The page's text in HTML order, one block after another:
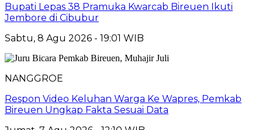
Bupati Lepas 38 Pramuka Kwarcab Bireuen Ikuti
Jembore di Cibubur
Sabtu, 8 Agu 2026 - 19:01 WIB
NANGGROE
Respon Video Keluhan Warga Ke Wapres, Pemkab
Bireuen Ungkap Fakta Sesuai Data